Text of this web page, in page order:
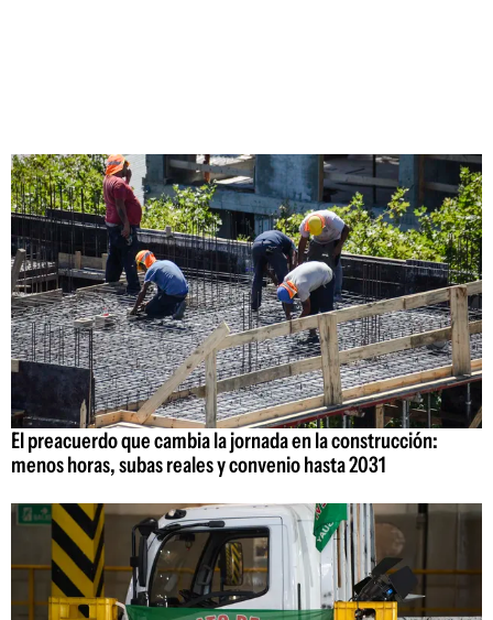
El preacuerdo que cambia la jornada en la construcción:
menos horas, subas reales y convenio hasta 2031